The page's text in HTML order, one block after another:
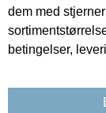
dem med
betingelser,